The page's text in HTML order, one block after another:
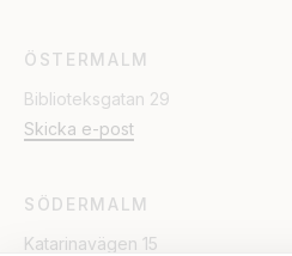
ÖSTERMALM
Biblioteksgatan 29
Skicka e-post
SÖDERMALM
Katarinavägen 15